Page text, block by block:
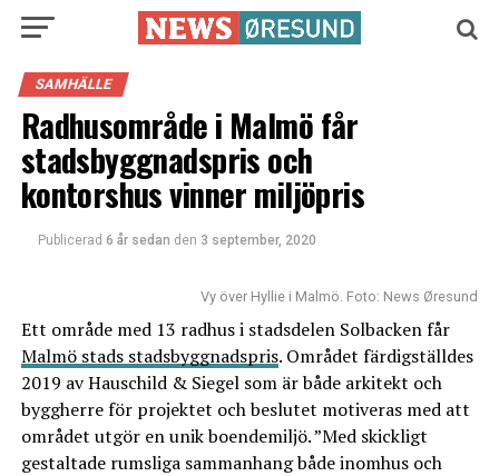
SAMHÄLLE
Radhusområde i Malmö får
stadsbyggnadspris och
kontorshus vinner miljöpris
Publicerad 6 år sedan den 3 september, 2020
Vy över Hyllie i Malmö. Foto: News Øresund
Ett område med 13 radhus i stadsdelen Solbacken får
Malmö stads stadsbyggnadspris. Området färdigställdes
2019 av Hauschild & Siegel som är både arkitekt och
byggherre för projektet och beslutet motiveras med att
området utgör en unik boendemiljö. ”Med skickligt
gestaltade rumsliga sammanhang både inomhus och